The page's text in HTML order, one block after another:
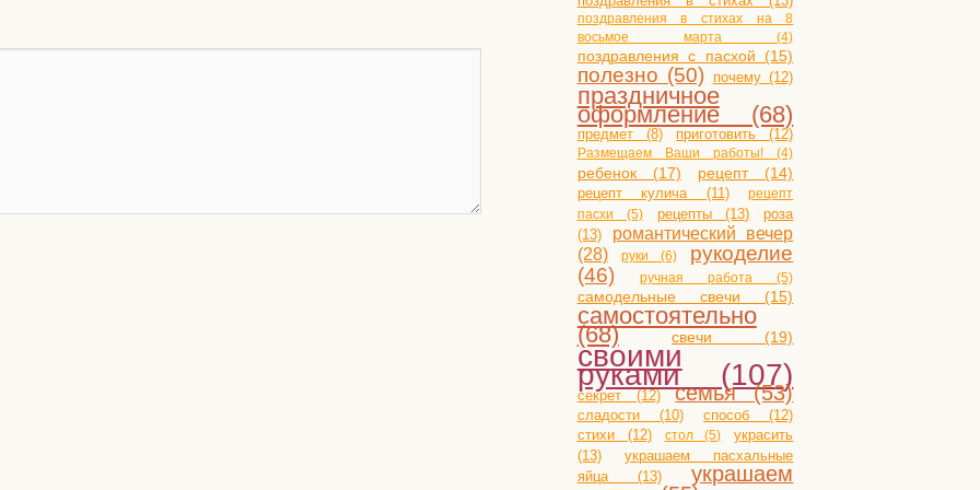
поздравления в стихах на 8
восьмое марта (4)
поздравления с пасхой (15)
полезно (50) почему (12)
праздничное
оформление (68)
предмет (8) приготовить (12)
Размещаем Ваши работы! (4)
ребенок (17)
рецепт (14)
рецепт кулича (11)
рецепт
пасхи (5)
рецепты (13)
роза
(13)
романтический вечер
(28)
руки (6)
рукоделие
(46)
ручная работа (5)
самодельные свечи (15)
самостоятельно
(68) свечи (19)
своими
руками (107)
секрет (12) семья (53)
сладости (10)
способ (12)
стихи (12)
стол (5)
украсить
(13)
украшаем пасхальные
яйца (13)
украшаем